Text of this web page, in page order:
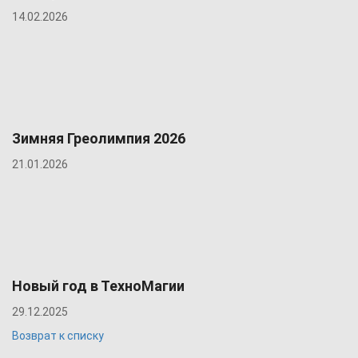
14.02.2026
Зимняя Греолимпия 2026
21.01.2026
Новый год в ТехноМагии
29.12.2025
Возврат к списку